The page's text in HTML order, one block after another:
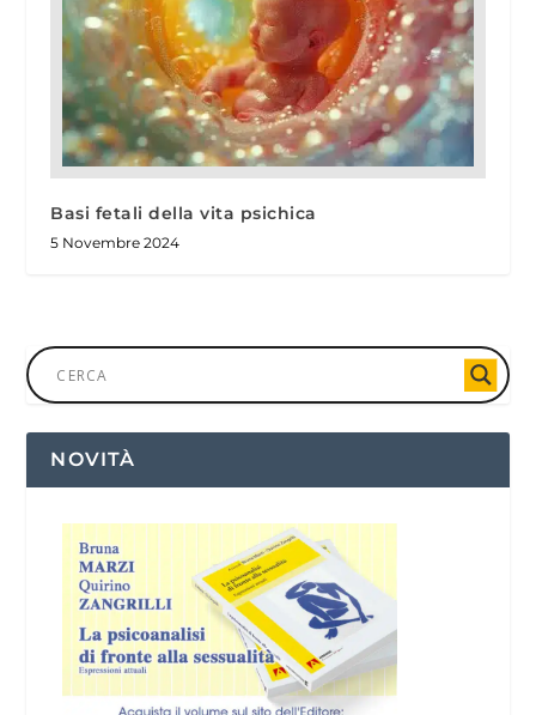
Basi fetali della vita psichica
5 Novembre 2024
NOVITÀ